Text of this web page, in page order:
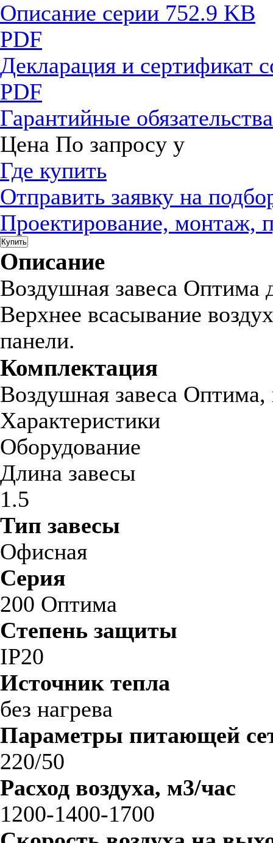
Описание серии 752.9 KB
PDF
Декларация и сертификат
PDF
Гарантийные
Цена По запросу у
Где купить
Отправить заявку на
Проектирование, монтаж,
Купить
Описание
Воздушная завеса Оптима
Верхнее всасывание
панели.
Комплектация
Воздушная завеса Оптима,
Характеристики
Оборудование
Длина завесы
1.5
Тип завесы
Офисная
Серия
200 Оптима
Степень защиты
IP20
Источник тепла
без нагрева
Параметры питающей
220/50
Расход воздуха, м3/час
1200-1400-1700